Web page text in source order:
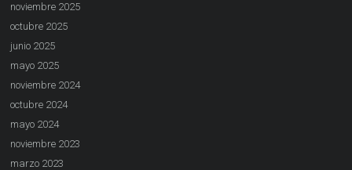
noviembre 2025
octubre 2025
junio 2025
mayo 2025
noviembre 2024
octubre 2024
mayo 2024
noviembre 2023
marzo 2023